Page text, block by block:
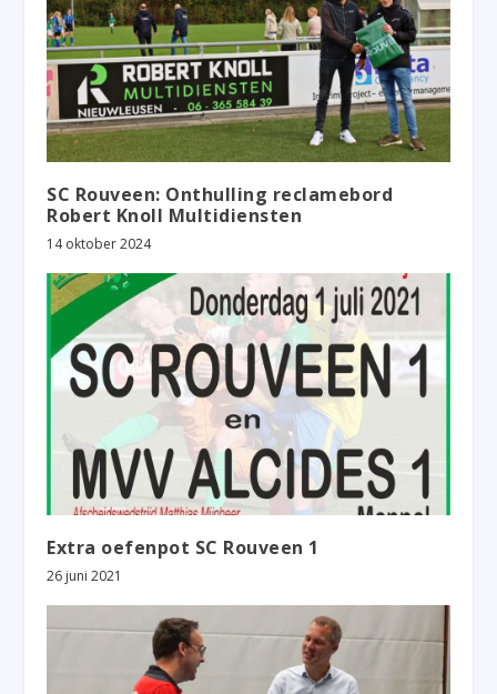
SC Rouveen: Onthulling reclamebord
Robert Knoll Multidiensten
14 oktober 2024
Extra oefenpot SC Rouveen 1
26 juni 2021